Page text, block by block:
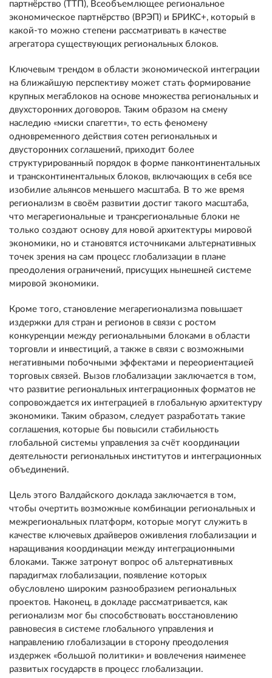
партнёрство (ТТП), Всеобъемлющее региональное
экономическое партнёрство (ВРЭП) и БРИКС+, который в
какой-то можно степени рассматривать в качестве
агрегатора существующих региональных блоков.
Ключевым трендом в области экономической интеграции
на ближайшую перспективу может стать формирование
крупных мегаблоков на основе множества региональных и
двухсторонних договоров. Таким образом на смену
наследию «миски спагетти», то есть феномену
одновременного действия сотен региональных и
двусторонних соглашений, приходит более
структурированный порядок в форме панконтинентальных
и трансконтинентальных блоков, включающих в себя все
изобилие альянсов меньшего масштаба. В то же время
регионализм в своём развитии достиг такого масштаба,
что мегарегиональные и трансрегиональные блоки не
только создают основу для новой архитектуры мировой
экономики, но и становятся источниками альтернативных
точек зрения на сам процесс глобализации в плане
преодоления ограничений, присущих нынешней системе
мировой экономики.
Кроме того, становление мегарегионализма повышает
издержки для стран и регионов в связи с ростом
конкуренции между региональными блоками в области
торговли и инвестиций, а также в связи с возможными
негативными побочными эффектами и переориентацией
торговых связей. Вызов глобализации заключается в том,
что развитие региональных интеграционных форматов не
сопровождается их интеграцией в глобальную архитектуру
экономики. Таким образом, следует разработать такие
соглашения, которые бы повысили стабильность
глобальной системы управления за счёт координации
деятельности региональных институтов и интеграционных
объединений.
Цель этого Валдайского доклада заключается в том,
чтобы очертить возможные комбинации региональных и
межрегиональных платформ, которые могут служить в
качестве ключевых драйверов оживления глобализации и
наращивания координации между интеграционными
блоками. Также затронут вопрос об альтернативных
парадигмах глобализации, появление которых
обусловлено широким разнообразием региональных
проектов. Наконец, в докладе рассматривается, как
регионализм мог бы способствовать восстановлению
равновесия в системе глобального управления и
направлению глобализации в сторону преодоления
издержек «большой политики» и вовлечения наименее
развитых государств в процесс глобализации.